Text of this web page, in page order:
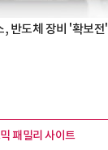
, 반도체 장비 '확보전'
패밀리 사이트